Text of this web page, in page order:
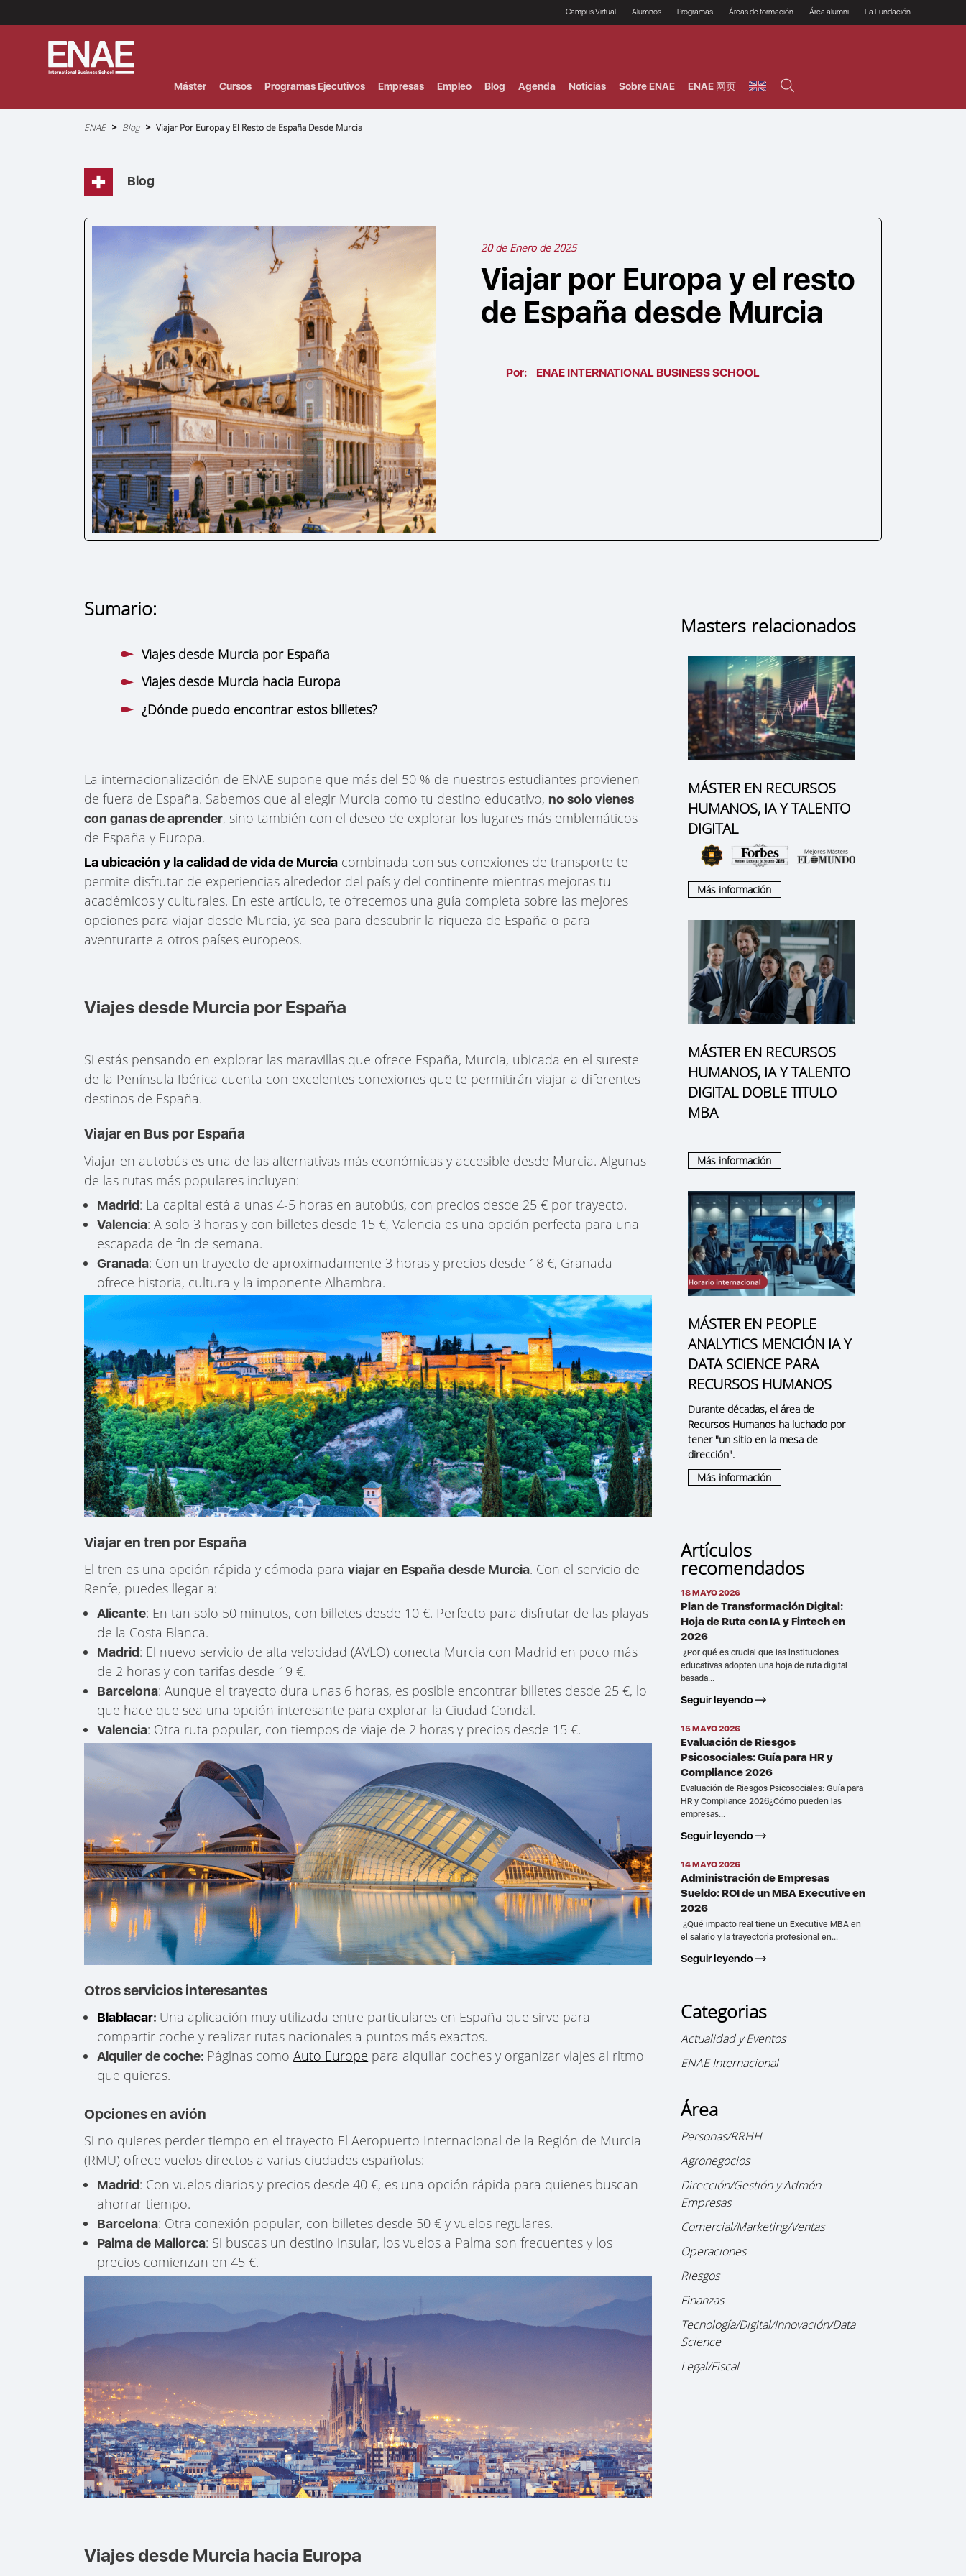
Campus Virtual Alumnos
Prácticas en empresas
Programas
Programas Ejecutivos
Áreas de formación
Riesgos
Área alumni La Fundación
Máster Cursos Programas Ejecutivos Empresas Empleo Blog Agenda Noticias Sobre ENAE ENAE 网页
Sobrescribir
la
navegación
ENAE Blog Viajar Por Europa y El Resto de España Desde Murcia
Blog
20 de Enero de 2025
Viajar por Europa y el resto
de España desde Murcia
Por: ENAE INTERNATIONAL BUSINESS SCHOOL
Sumario:
Viajes desde Murcia por España
Viajes desde Murcia hacia Europa
¿Dónde puedo encontrar estos billetes?
La internacionalización de ENAE supone que más del 50 % de nuestros estudiantes provienen
de fuera de España. Sabemos que al elegir Murcia como tu destino educativo,no solo vienes
con ganas de aprender, sino también con el deseo de explorar los lugares más emblemáticos
de España y Europa.
La ubicación y la calidad de vida de Murcia combinada con sus conexiones de transporte te
permite disfrutar de experiencias alrededor del país y del continente mientras mejoras tu
académicos y culturales. En este artículo, te ofrecemos una guía completa sobre las mejores
opciones para viajar desde Murcia, ya sea para descubrir la riqueza de España o para
aventurarte a otros países europeos.
Viajes desde Murcia por España
Si estás pensando en explorar las maravillas que ofrece España, Murcia, ubicada en el sureste
de la Península Ibérica cuenta con excelentes conexiones que te permitirán viajar a diferentes
destinos de España.
Viajar en Bus por España
Viajar en autobús es una de las alternativas más económicas y accesible desde Murcia. Algunas
de las rutas más populares incluyen:
Madrid: La capital está a unas 4-5 horas en autobús, con precios desde 25 € por trayecto.
Valencia: A solo 3 horas y con billetes desde 15 €, Valencia es una opción perfecta para una
escapada de fin de semana.
Granada: Con un trayecto de aproximadamente 3 horas y precios desde 18 €, Granada
ofrece historia, cultura y la imponente Alhambra.
Viajar en tren por España
El tren es una opción rápida y cómoda paraviajar en España desde Murcia. Con el servicio de
Renfe, puedes llegar a:
Alicante: En tan solo 50 minutos, con billetes desde 10 €. Perfecto para disfrutar de las playas
de la Costa Blanca.
Madrid: El nuevo servicio de alta velocidad (AVLO) conecta Murcia con Madrid en poco más
de 2 horas y con tarifas desde 19 €.
Barcelona: Aunque el trayecto dura unas 6 horas, es posible encontrar billetes desde 25 €, lo
que hace que sea una opción interesante para explorar la Ciudad Condal.
Valencia: Otra ruta popular, con tiempos de viaje de 2 horas y precios desde 15 €.
Otros servicios interesantes
Blablacar: Una aplicación muy utilizada entre particulares en España que sirve para
compartir coche y realizar rutas nacionales a puntos más exactos.
Alquiler de coche: Páginas comoAuto Europe para alquilar coches y organizar viajes al ritmo
que quieras.
Opciones en avión
Si no quieres perder tiempo en el trayecto El Aeropuerto Internacional de la Región de Murcia
(RMU) ofrece vuelos directos a varias ciudades españolas:
Madrid: Con vuelos diarios y precios desde 40 €, es una opción rápida para quienes buscan
ahorrar tiempo.
Barcelona: Otra conexión popular, con billetes desde 50 € y vuelos regulares.
Palma de Mallorca: Si buscas un destino insular, los vuelos a Palma son frecuentes y los
precios comienzan en 45 €.
Viajes desde Murcia hacia Europa
Masters relacionados
MÁSTER EN RECURSOS
HUMANOS, IA Y TALENTO
DIGITAL
Más información
MÁSTER EN RECURSOS
HUMANOS, IA Y TALENTO
DIGITAL DOBLE TITULO
MBA
Más información
MÁSTER EN PEOPLE
ANALYTICS MENCIÓN IA Y
DATA SCIENCE PARA
RECURSOS HUMANOS
Durante décadas, el área de
Recursos Humanos ha luchado por
tener "un sitio en la mesa de
dirección".
Más información
Artículos
recomendados
18 MAYO 2026
Plan de Transformación Digital:
Hoja de Ruta con IA y Fintech en
2026
¿Por qué es crucial que las instituciones
educativas adopten una hoja de ruta digital
basada...
Seguir leyendo
15 MAYO 2026
Evaluación de Riesgos
Psicosociales: Guía para HR y
Compliance 2026
Evaluación de Riesgos Psicosociales: Guía para
HR y Compliance 2026¿Cómo pueden las
empresas...
Seguir leyendo
14 MAYO 2026
Administración de Empresas
Sueldo: ROI de un MBA Executive en
2026
¿Qué impacto real tiene un Executive MBA en
el salario y la trayectoria profesional en...
Seguir leyendo
Categorias
Actualidad y Eventos
ENAE Internacional
Área
Personas/RRHH
Agronegocios
Dirección/Gestión y Admón
Empresas
Comercial/Marketing/Ventas
Operaciones
Riesgos
Finanzas
Tecnología/Digital/Innovación/Data
Science
Legal/Fiscal